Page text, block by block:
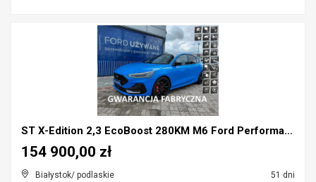
ST X-Edition 2,3 EcoBoost 280KM M6 Ford Performanc...
Białystok/ podlaskie 51 dni
154 900,00 zł